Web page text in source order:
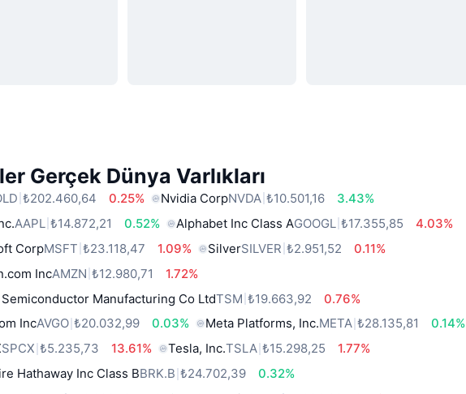
Gerçek Dünya Varlıkları
₺202.460,64 0.25% Nvidia CorpNVDA ₺10.501,16
3.43%
AAPL ₺14.872,21 0.52% Alphabet Inc Class AGOOGL ₺17.355,85
4.03%
CorpMSFT ₺23.118,47 1.09% SilverSILVER ₺2.951,52
0.11%
IncAMZN ₺12.980,71
1.72%
Manufacturing Co LtdTSM ₺19.663,92
0.76%
IncAVGO ₺20.032,99 0.03% Meta Platforms, Inc.META ₺28.135,81
0.14%
SPCX ₺5.235,73 13.61% Tesla, Inc.TSLA ₺15.298,25
1.77%
Hathaway Inc Class BBRK.B ₺24.702,39
0.32%